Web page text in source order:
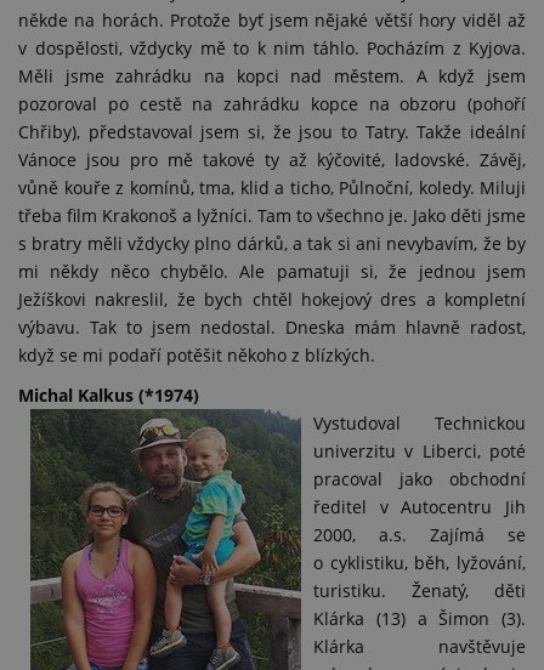
někde na horách. Protože byť jsem nějaké větší hory viděl až
v dospělosti, vždycky mě to k nim táhlo. Pocházím z Kyjova.
Měli jsme zahrádku na kopci nad městem. A když jsem
pozoroval po cestě na zahrádku kopce na obzoru (pohoří
Chřiby), představoval jsem si, že jsou to Tatry. Takže ideální
Vánoce jsou pro mě takové ty až kýčovité, ladovské. Závěj,
vůně kouře z komínů, tma, klid a ticho, Půlnoční, koledy. Miluji
třeba film Krakonoš a lyžníci. Tam to všechno je. Jako děti jsme
s bratry měli vždycky plno dárků, a tak si ani nevybavím, že by
mi někdy něco chybělo. Ale pamatuji si, že jednou jsem
Ježíškovi nakreslil, že bych chtěl hokejový dres a kompletní
výbavu. Tak to jsem nedostal. Dneska mám hlavně radost,
když se mi podaří potěšit někoho z blízkých.
Michal Kalkus (*1974)
Vystudoval Technickou
univerzitu v Liberci, poté
pracoval jako obchodní
ředitel v Autocentru Jih
2000, a.s. Zajímá se
o cyklistiku, běh, lyžování,
turistiku. Ženatý, děti
Klárka (13) a Šimon (3).
Klárka navštěvuje